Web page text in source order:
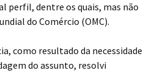
perfil, dentre os quais, mas não
do Comércio (OMC).
como resultado da necessidade
do assunto, resolvi